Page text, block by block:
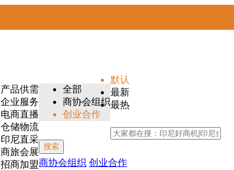
产品供需
企业服务
电商直播
仓储物流
印尼直采
商旅会展
招商加盟
全部
商协会组织
创业合作
默认
最新
最热
搜索
商协会组织 创业合作